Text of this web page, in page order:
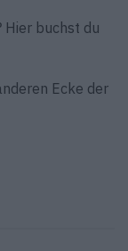
Hier buchst du
Ecke der